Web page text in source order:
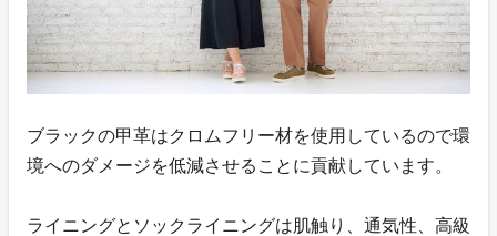
ブラックの甲革はクロムフリー材を使用しているので環
境へのダメージを低減させることに貢献しています。
ライニングとソックライニングは肌触り、通気性、高級